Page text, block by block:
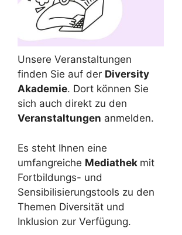
Unsere Veranstaltungen
finden Sie auf der Diversity
Akademie. Dort können Sie
sich auch direkt zu den
Veranstaltungen anmelden.
Es steht Ihnen eine
umfangreiche Mediathek mit
Fortbildungs- und
Sensibilisierungstools zu den
Themen Diversität und
Inklusion zur Verfügung.